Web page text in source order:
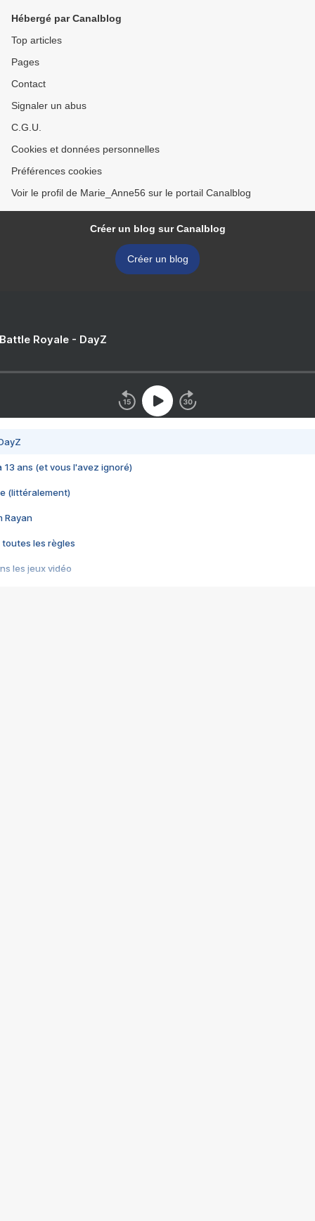
Hébergé par Canalblog
Top articles
Pages
Contact
Signaler un abus
C.G.U.
Cookies et données personnelles
Préférences cookies
Voir le profil de Marie_Anne56 sur le portail Canalblog
Créer un blog sur Canalblog
Créer un blog
Royale - DayZ
13 ans (et vous l'avez ignoré)
(littéralement)
Rayan
toutes les règles
les jeux vidéo